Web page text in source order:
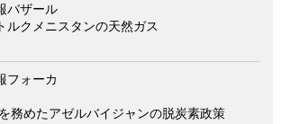
バザール
ルクメニスタンの天然ガス
フォーカ
務めたアゼルバイジャンの脱炭素政策